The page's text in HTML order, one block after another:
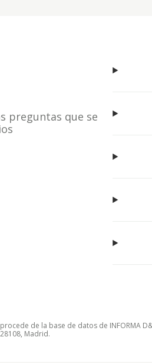
preguntas que se
de la base de datos de INFORMA
Madrid.